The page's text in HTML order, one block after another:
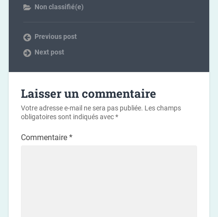
Non classifié(e)
Previous post
Next post
Laisser un commentaire
Votre adresse e-mail ne sera pas publiée. Les champs
obligatoires sont indiqués avec*
Commentaire *